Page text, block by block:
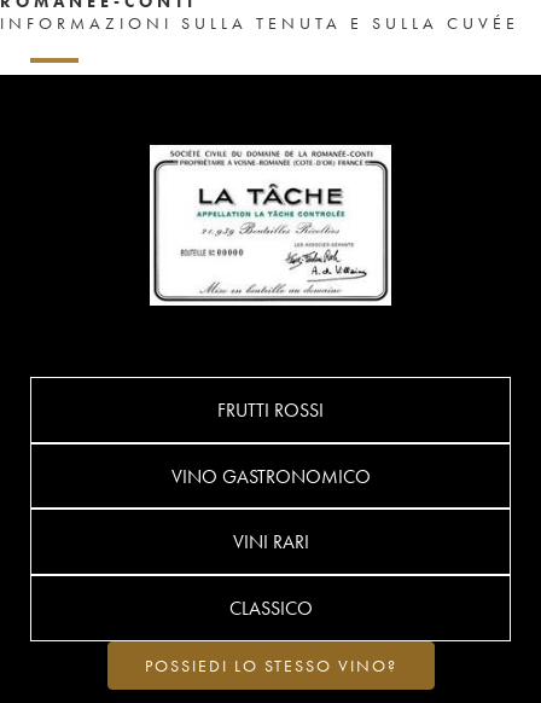
INFORMAZIONI SULLA TENUTA E SULLA CUVÉE
FRUTTI ROSSI
VINO GASTRONOMICO
VINI RARI
CLASSICO
POSSIEDI LO STESSO VINO?